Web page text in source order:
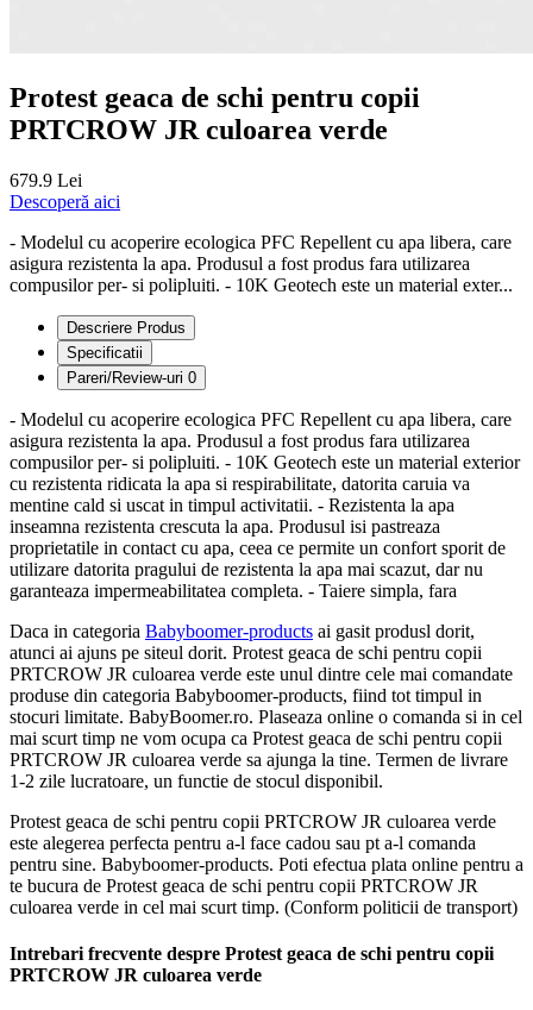
Protest geaca de schi pentru copii
PRTCROW JR culoarea verde
679.9 Lei
Descoperă aici
- Modelul cu acoperire ecologica PFC Repellent cu apa libera, care
asigura rezistenta la apa. Produsul a fost produs fara utilizarea
compusilor per- si polipluiti. - 10K Geotech este un material exter...
Descriere Produs
Specificatii
Pareri/Review-uri 0
- Modelul cu acoperire ecologica PFC Repellent cu apa libera, care
asigura rezistenta la apa. Produsul a fost produs fara utilizarea
compusilor per- si polipluiti. - 10K Geotech este un material exterior
cu rezistenta ridicata la apa si respirabilitate, datorita caruia va
mentine cald si uscat in timpul activitatii. - Rezistenta la apa
inseamna rezistenta crescuta la apa. Produsul isi pastreaza
proprietatile in contact cu apa, ceea ce permite un confort sporit de
utilizare datorita pragului de rezistenta la apa mai scazut, dar nu
garanteaza impermeabilitatea completa. - Taiere simpla, fara
Daca in categoria Babyboomer-products ai gasit produsl dorit,
atunci ai ajuns pe siteul dorit. Protest geaca de schi pentru copii
PRTCROW JR culoarea verde este unul dintre cele mai comandate
produse din categoria Babyboomer-products, fiind tot timpul in
stocuri limitate. BabyBoomer.ro. Plaseaza online o comanda si in cel
mai scurt timp ne vom ocupa ca Protest geaca de schi pentru copii
PRTCROW JR culoarea verde sa ajunga la tine. Termen de livrare
1-2 zile lucratoare, un functie de stocul disponibil.
Protest geaca de schi pentru copii PRTCROW JR culoarea verde
este alegerea perfecta pentru a-l face cadou sau pt a-l comanda
pentru sine. Babyboomer-products. Poti efectua plata online pentru a
te bucura de Protest geaca de schi pentru copii PRTCROW JR
culoarea verde in cel mai scurt timp. (Conform politicii de transport)
Intrebari frecvente despre Protest geaca de schi pentru copii
PRTCROW JR culoarea verde